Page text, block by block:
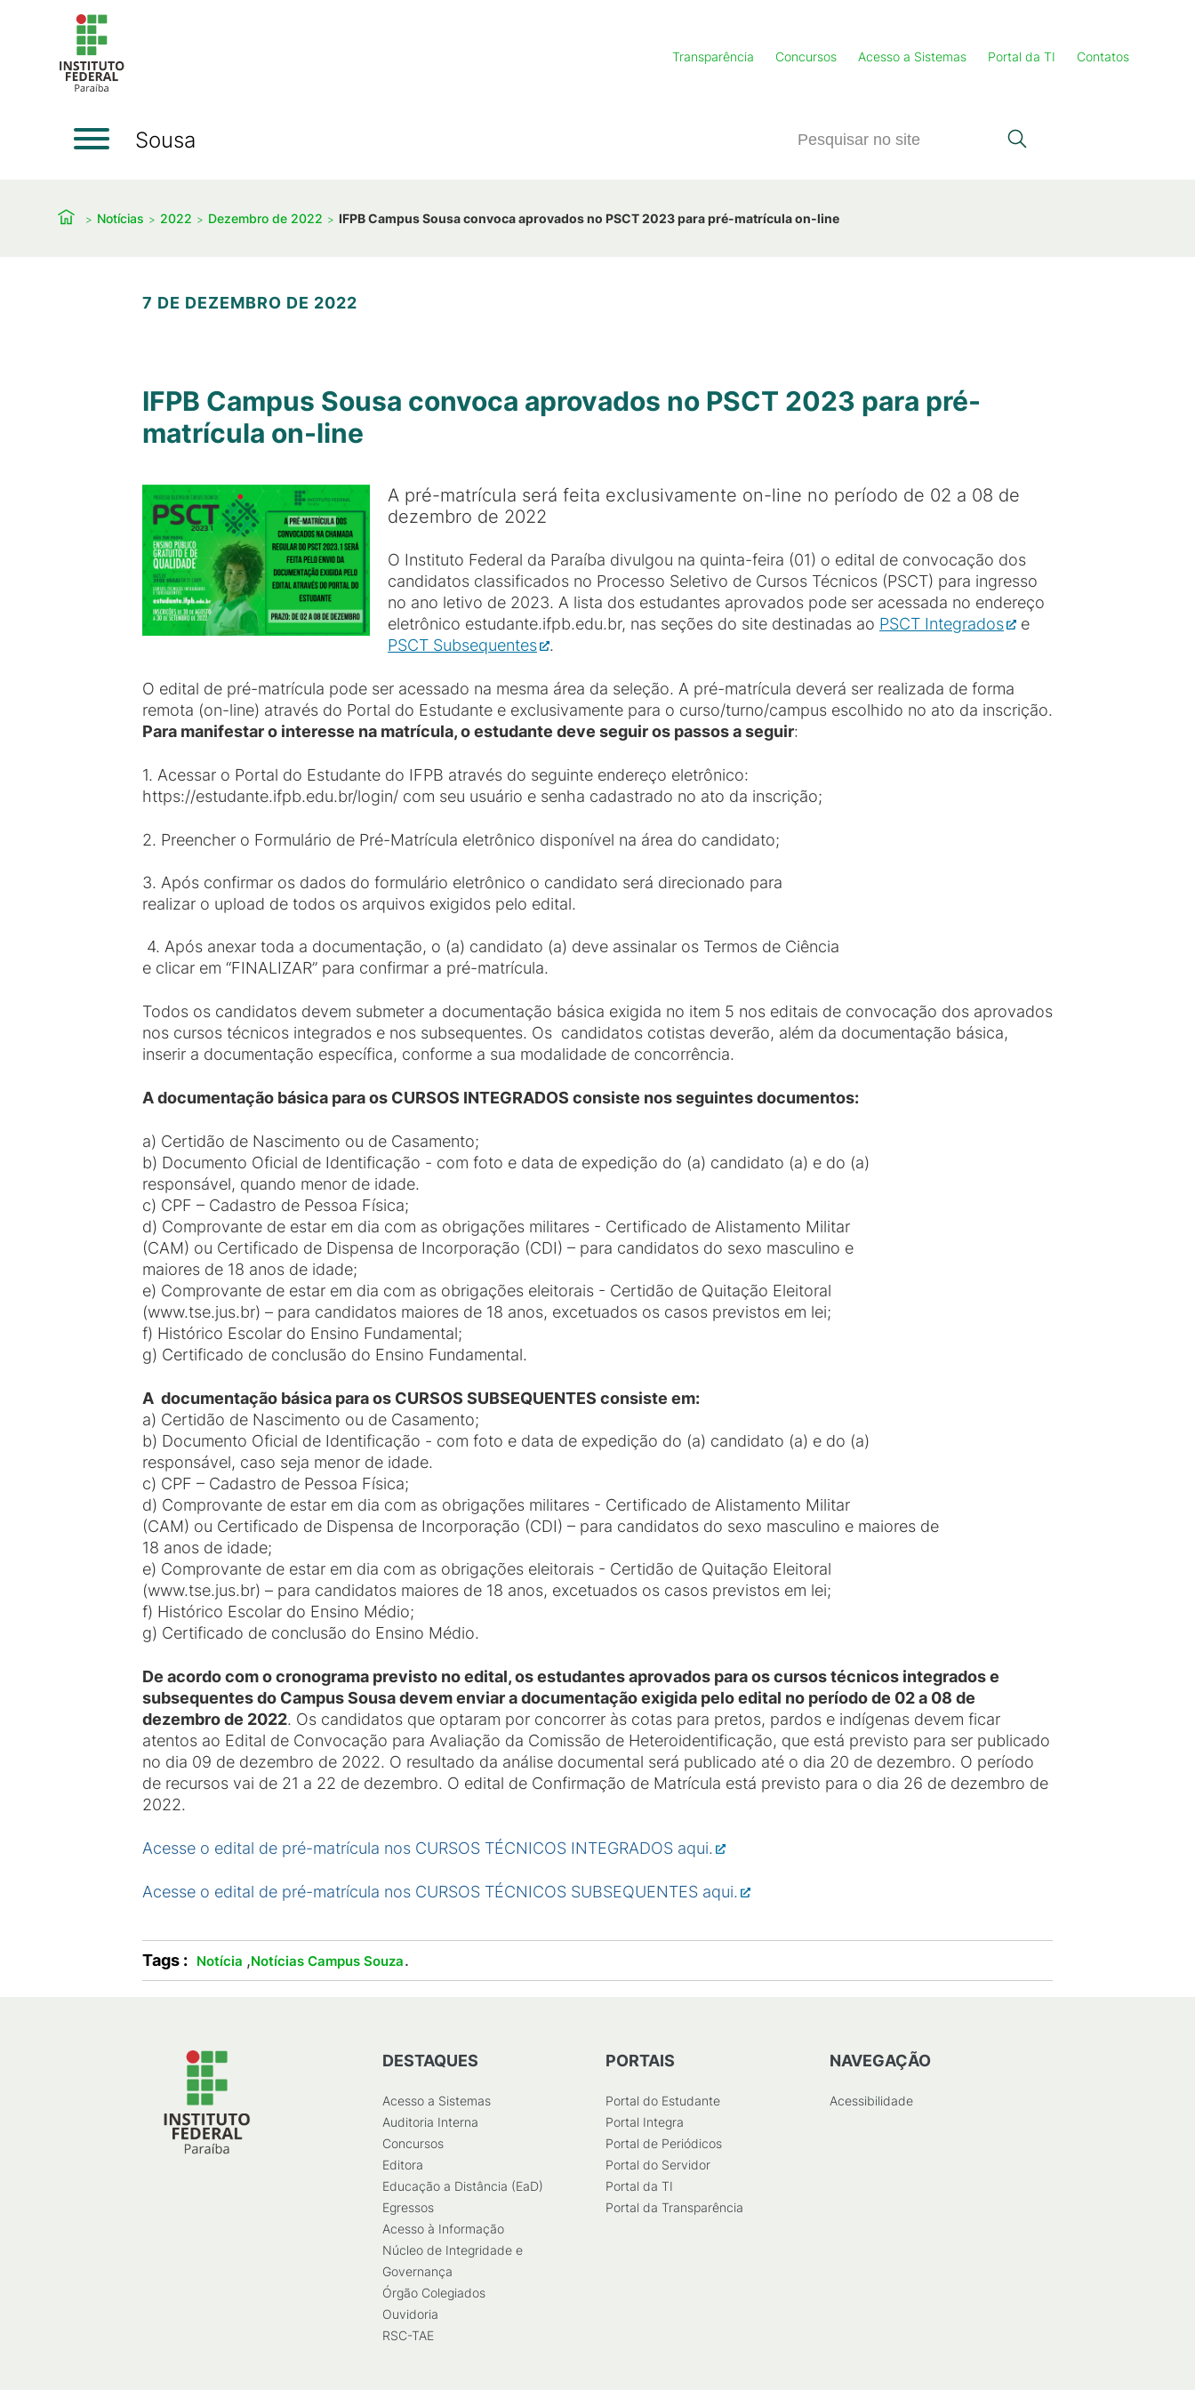
Transparência Concursos Acesso a Sistemas Portal da TI Contatos
Sousa
Notícias 2022 Dezembro de 2022 IFPB Campus Sousa convoca aprovados no PSCT 2023 para pré-matrícula on-line
7 DE DEZEMBRO DE 2022
IFPB Campus Sousa convoca aprovados no PSCT 2023 para pré-
matrícula on-line
A pré-matrícula será feita exclusivamente on-line no período de 02 a 08 de
dezembro de 2022
O Instituto Federal da Paraíba divulgou na quinta-feira (01) o edital de convocação dos
candidatos classificados no Processo Seletivo de Cursos Técnicos (PSCT) para ingresso
no ano letivo de 2023. A lista dos estudantes aprovados pode ser acessada no endereço
eletrônico estudante.ifpb.edu.br, nas seções do site destinadas ao PSCT Integrados
e
PSCT Subsequentes
.
O edital de pré-matrícula pode ser acessado na mesma área da seleção. A pré-matrícula deverá ser realizada de forma
remota (on-line) através do Portal do Estudante e exclusivamente para o curso/turno/campus escolhido no ato da inscrição.
Para manifestar o interesse na matrícula, o estudante deve seguir os passos a seguir:
1. Acessar o Portal do Estudante do IFPB através do seguinte endereço eletrônico:
https://estudante.ifpb.edu.br/login/ com seu usuário e senha cadastrado no ato da inscrição;
2. Preencher o Formulário de Pré-Matrícula eletrônico disponível na área do candidato;
3. Após confirmar os dados do formulário eletrônico o candidato será direcionado para
realizar o upload de todos os arquivos exigidos pelo edital.
4. Após anexar toda a documentação, o (a) candidato (a) deve assinalar os Termos de Ciência
e clicar em “FINALIZAR” para confirmar a pré-matrícula.
Todos os candidatos devem submeter a documentação básica exigida no item 5 nos editais de convocação dos aprovados
nos cursos técnicos integrados e nos subsequentes. Os candidatos cotistas deverão, além da documentação básica,
inserir a documentação específica, conforme a sua modalidade de concorrência.
A documentação básica para os CURSOS INTEGRADOS consiste nos seguintes documentos:
a) Certidão de Nascimento ou de Casamento;
b) Documento Oficial de Identificação - com foto e data de expedição do (a) candidato (a) e do (a)
responsável, quando menor de idade.
c) CPF – Cadastro de Pessoa Física;
d) Comprovante de estar em dia com as obrigações militares - Certificado de Alistamento Militar
(CAM) ou Certificado de Dispensa de Incorporação (CDI) – para candidatos do sexo masculino e
maiores de 18 anos de idade;
e) Comprovante de estar em dia com as obrigações eleitorais - Certidão de Quitação Eleitoral
(www.tse.jus.br) – para candidatos maiores de 18 anos, excetuados os casos previstos em lei;
f) Histórico Escolar do Ensino Fundamental;
g) Certificado de conclusão do Ensino Fundamental.
A documentação básica para os CURSOS SUBSEQUENTES consiste em:
a) Certidão de Nascimento ou de Casamento;
b) Documento Oficial de Identificação - com foto e data de expedição do (a) candidato (a) e do (a)
responsável, caso seja menor de idade.
c) CPF – Cadastro de Pessoa Física;
d) Comprovante de estar em dia com as obrigações militares - Certificado de Alistamento Militar
(CAM) ou Certificado de Dispensa de Incorporação (CDI) – para candidatos do sexo masculino e maiores de
18 anos de idade;
e) Comprovante de estar em dia com as obrigações eleitorais - Certidão de Quitação Eleitoral
(www.tse.jus.br) – para candidatos maiores de 18 anos, excetuados os casos previstos em lei;
f) Histórico Escolar do Ensino Médio;
g) Certificado de conclusão do Ensino Médio.
De acordo com o cronograma previsto no edital, os estudantes aprovados para os cursos técnicos integrados e
subsequentes do Campus Sousa devem enviar a documentação exigida pelo edital no período de 02 a 08 de
dezembro de 2022. Os candidatos que optaram por concorrer às cotas para pretos, pardos e indígenas devem ficar
atentos ao Edital de Convocação para Avaliação da Comissão de Heteroidentificação, que está previsto para ser publicado
no dia 09 de dezembro de 2022. O resultado da análise documental será publicado até o dia 20 de dezembro. O período
de recursos vai de 21 a 22 de dezembro. O edital de Confirmação de Matrícula está previsto para o dia 26 de dezembro de
2022.
Acesse o edital de pré-matrícula nos CURSOS TÉCNICOS INTEGRADOS aqui.
Acesse o edital de pré-matrícula nos CURSOS TÉCNICOS SUBSEQUENTES aqui.
Tags : Notícia ,Notícias Campus Souza.
DESTAQUES
Acesso a Sistemas
Auditoria Interna
Concursos
Editora
Educação a Distância (EaD)
Egressos
Acesso à Informação
Núcleo de Integridade e
Governança
Órgão Colegiados
Ouvidoria
RSC-TAE
PORTAIS
Portal do Estudante
Portal Integra
Portal de Periódicos
Portal do Servidor
Portal da TI
Portal da Transparência
NAVEGAÇÃO
Acessibilidade